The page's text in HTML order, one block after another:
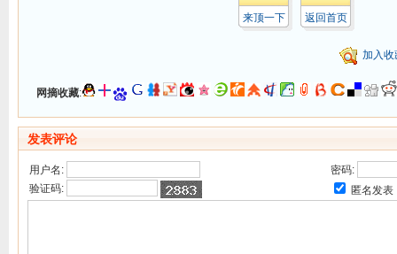
来顶一下 返回首页
加入收
网摘收藏:
发表评论
用户名:
密码:
验证码:
匿名发表